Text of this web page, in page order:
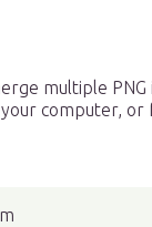
multiple
computer,